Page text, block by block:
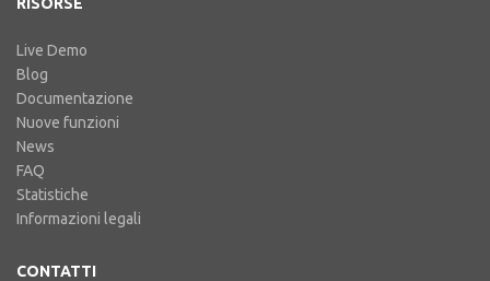
Live Demo
Blog
Documentazione
Nuove funzioni
News
FAQ
Statistiche
Informazioni legali
CONTATTI